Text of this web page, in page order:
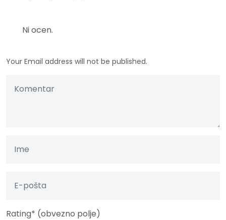
Ni ocen.
Your Email address will not be published.
Rating* (obvezno polje)